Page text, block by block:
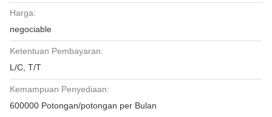
Harga:
negociable
Ketentuan Pembayaran:
L/C, T/T
Kemampuan Penyediaan:
600000 Potongan/potongan per Bulan